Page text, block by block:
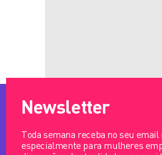
Newsletter
Toda semana receba no seu email
especialmente para mulheres